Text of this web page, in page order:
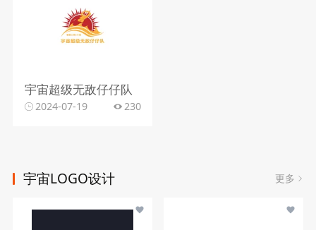
宇宙超级无敌仔仔队
2024-07-19 230
宇宙LOGO设计 更多